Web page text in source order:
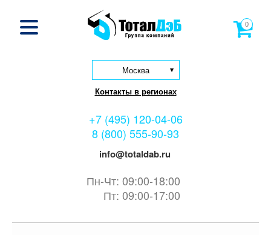
Москва
Контакты в регионах
+7 (495) 120-04-06
8 (800) 555-90-93
info@totaldab.ru
Пн-Чт: 09:00-18:00
Пт: 09:00-17:00
0